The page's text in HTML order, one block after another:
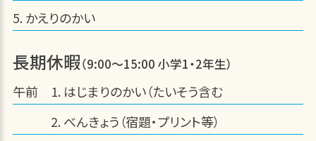
かえりのかい
長期休暇（9:00～15:00 小学1・2年生）
午前
はじまりのかい（たいそう含む
べんきょう（宿題・プリント等）